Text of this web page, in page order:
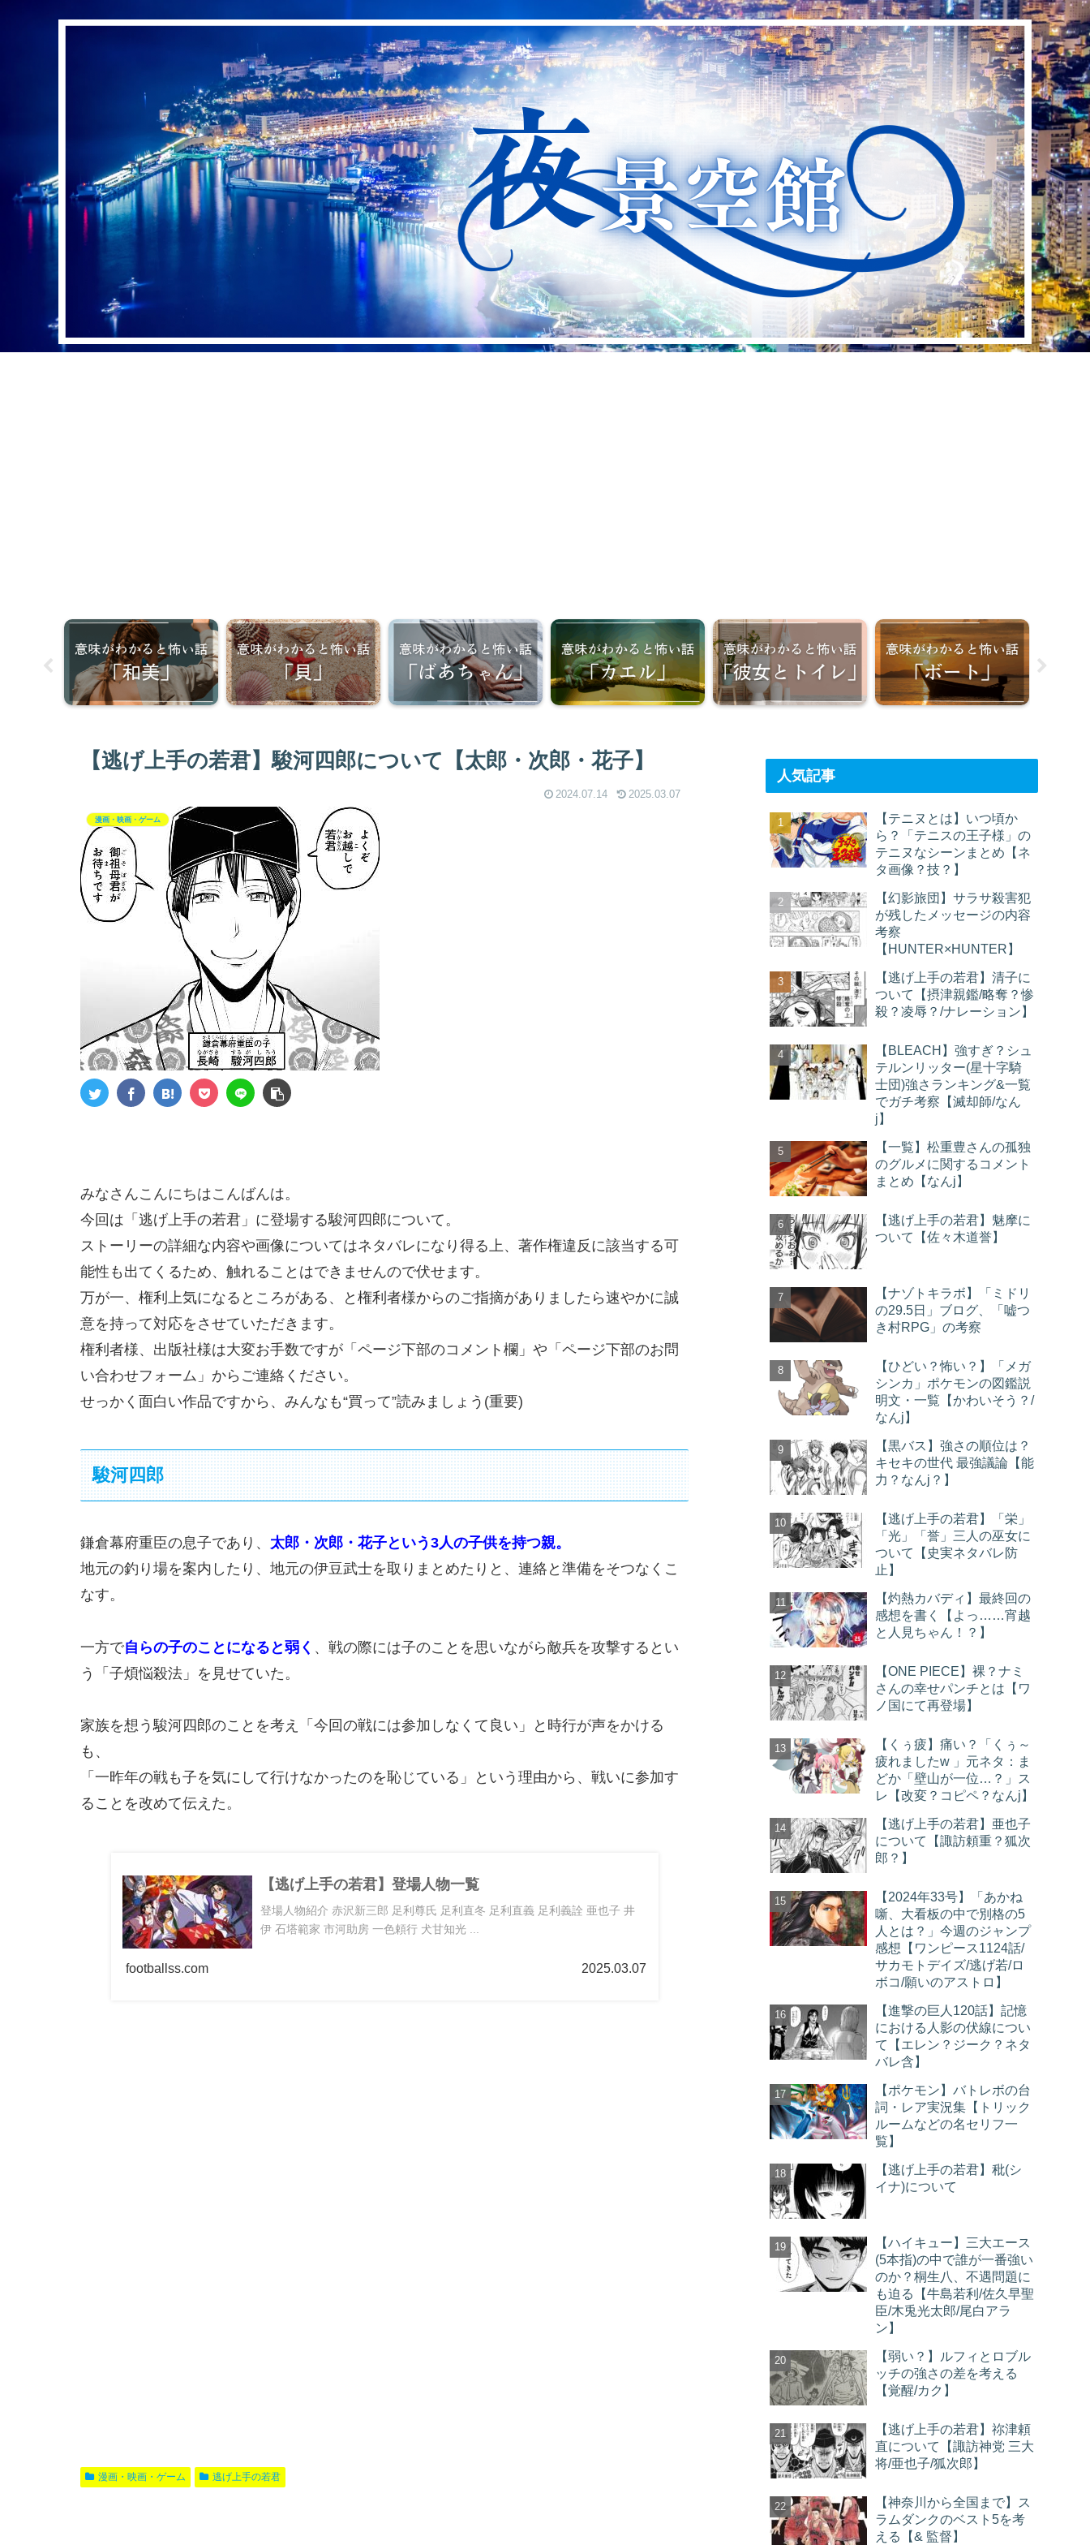
【逃げ上手の若君】駿河四郎について【太郎・次郎・花子】
2024.07.14 2025.03.07
漫画・映画・ゲーム
みなさんこんにちはこんばんは。
今回は「逃げ上手の若君」に登場する駿河四郎について。
ストーリーの詳細な内容や画像についてはネタバレになり得る上、著作権違反に該当する可
能性も出てくるため、触れることはできませんので伏せます。
万が一、権利上気になるところがある、と権利者様からのご指摘がありましたら速やかに誠
意を持って対応をさせていただきます。
権利者様、出版社様は大変お手数ですが「ページ下部のコメント欄」や「ページ下部のお問
い合わせフォーム」からご連絡ください。
せっかく面白い作品ですから、みんなも“買って”読みましょう(重要)
駿河四郎
鎌倉幕府重臣の息子であり、 太郎・次郎・花子という3人の子供を持つ親。
地元の釣り場を案内したり、地元の伊豆武士を取りまとめたりと、連絡と準備をそつなくこ
なす。
一方で自らの子のことになると弱く 、戦の際には子のことを思いながら敵兵を攻撃するとい
う「子煩悩殺法」を見せていた。
家族を想う駿河四郎のことを考え「今回の戦には参加しなくて良い」と時行が声をかける
も、
「一昨年の戦も子を気にして行けなかったのを恥じている」という理由から、戦いに参加す
ることを改めて伝えた。
【逃げ上手の若君】登場人物一覧
登場人物紹介 赤沢新三郎 足利尊氏 足利直冬 足利直義 足利義詮 亜也子 井
伊 石塔範家 市河助房 一色頼行 犬甘知光 ...
footballss.com 2025.03.07
漫画・映画・ゲーム 逃げ上手の若君
人気記事
【テニヌとは】いつ頃か
ら？「テニスの王子様」の
テニヌなシーンまとめ【ネ
タ画像？技？】
【幻影旅団】サラサ殺害犯
が残したメッセージの内容
考察
【HUNTER×HUNTER】
【逃げ上手の若君】清子に
ついて【摂津親鑑/略奪？惨
殺？凌辱？/ナレーション】
【BLEACH】強すぎ？シュ
テルンリッター(星十字騎
士団)強さランキング&一覧
でガチ考察【滅却師/なん
j】
【一覧】松重豊さんの孤独
のグルメに関するコメント
まとめ【なんj】
【逃げ上手の若君】魅摩に
ついて【佐々木道誉】
【ナゾトキラボ】「ミドリ
の29.5日」ブログ、「嘘つ
き村RPG」の考察
【ひどい？怖い？】「メガ
シンカ」ポケモンの図鑑説
明文・一覧【かわいそう？/
なんj】
【黒バス】強さの順位は？
キセキの世代 最強議論【能
力？なんj？】
【逃げ上手の若君】「栄」
「光」「誉」三人の巫女に
ついて【史実ネタバレ防
止】
【灼熱カバディ】最終回の
感想を書く【よっ……宵越
と人見ちゃん！？】
【ONE PIECE】裸？ナミ
さんの幸せパンチとは【ワ
ノ国にて再登場】
【くぅ疲】痛い？「くぅ～
疲れましたw 」元ネタ：ま
どか「壁山が一位…？」ス
レ【改変？コピペ？なんj】
【逃げ上手の若君】亜也子
について【諏訪頼重？狐次
郎？】
【2024年33号】「あかね
噺、大看板の中で別格の5
人とは？」今週のジャンプ
感想【ワンピース1124話/
サカモトデイズ/逃げ若/ロ
ボコ/願いのアストロ】
【進撃の巨人120話】記憶
における人影の伏線につい
て【エレン？ジーク？ネタ
バレ含】
【ポケモン】バトレボの台
詞・レア実況集【トリック
ルームなどの名セリフ一
覧】
【逃げ上手の若君】秕(シ
イナ)について
【ハイキュー】三大エース
(5本指)の中で誰が一番強い
のか？桐生八、不遇問題に
も迫る【牛島若利/佐久早聖
臣/木兎光太郎/尾白アラ
ン】
【弱い？】ルフィとロブル
ッチの強さの差を考える
【覚醒/カク】
【逃げ上手の若君】祢津頼
直について【諏訪神党 三大
将/亜也子/狐次郎】
【神奈川から全国まで】ス
ラムダンクのベスト5を考
える【& 監督】